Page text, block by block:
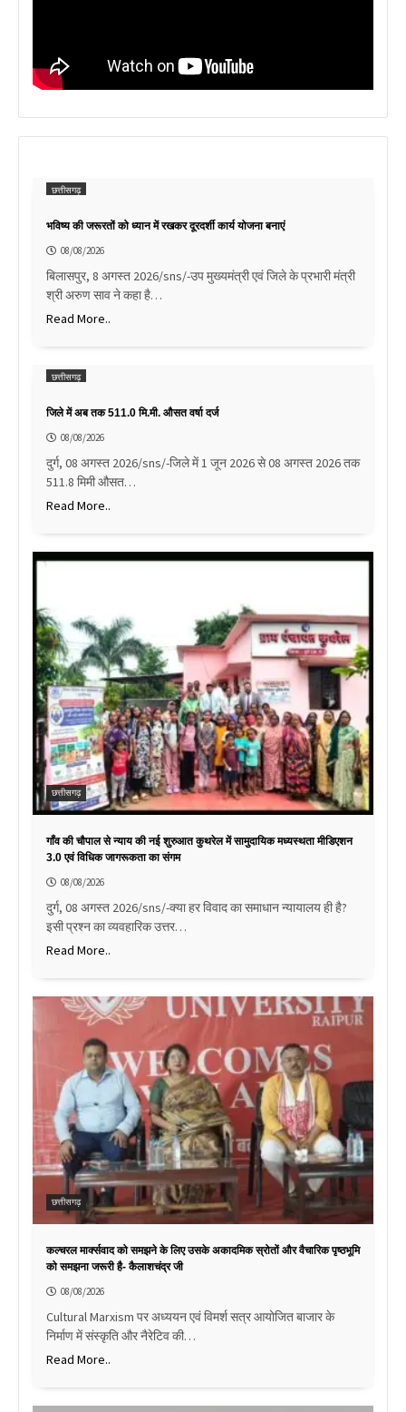
छत्तीसगढ़
भविष्य की जरूरतों को ध्यान में रखकर दूरदर्शी कार्य योजना बनाएं
08/08/2026
बिलासपुर, 8 अगस्त 2026/sns/-उप मुख्यमंत्री एवं जिले के प्रभारी मंत्री
श्री अरुण साव ने कहा है…
Read More..
छत्तीसगढ़
जिले में अब तक 511.0 मि.मी. औसत वर्षा दर्ज
08/08/2026
दुर्ग, 08 अगस्त 2026/sns/-जिले में 1 जून 2026 से 08 अगस्त 2026 तक
511.8 मिमी औसत…
Read More..
छत्तीसगढ़
गाँव की चौपाल से न्याय की नई शुरुआत कुथरेल में सामुदायिक मध्यस्थता मीडिएशन
3.0 एवं विधिक जागरूकता का संगम
08/08/2026
दुर्ग, 08 अगस्त 2026/sns/-क्या हर विवाद का समाधान न्यायालय ही है?
इसी प्रश्न का व्यवहारिक उत्तर…
Read More..
छत्तीसगढ़
कल्चरल मार्क्सवाद को समझने के लिए उसके अकादमिक स्रोतों और वैचारिक पृष्ठभूमि
को समझना जरूरी है- कैलाशचंद्र जी
08/08/2026
Cultural Marxism पर अध्ययन एवं विमर्श सत्र आयोजित बाजार के
निर्माण में संस्कृति और नैरेटिव की…
Read More..